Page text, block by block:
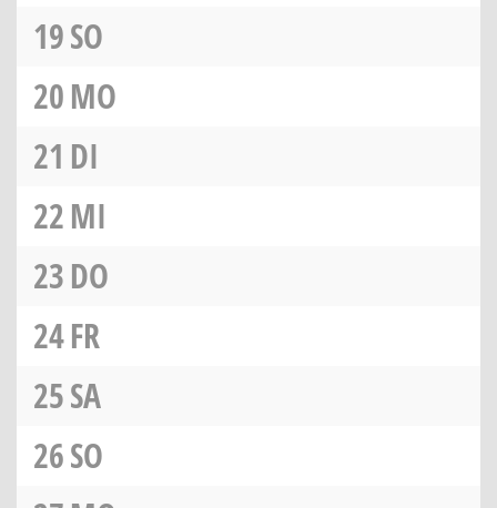
19SO
20MO
21 DI
22MI
23DO
24FR
25SA
26SO